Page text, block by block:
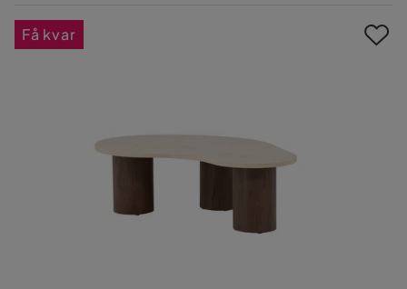
Få kvar